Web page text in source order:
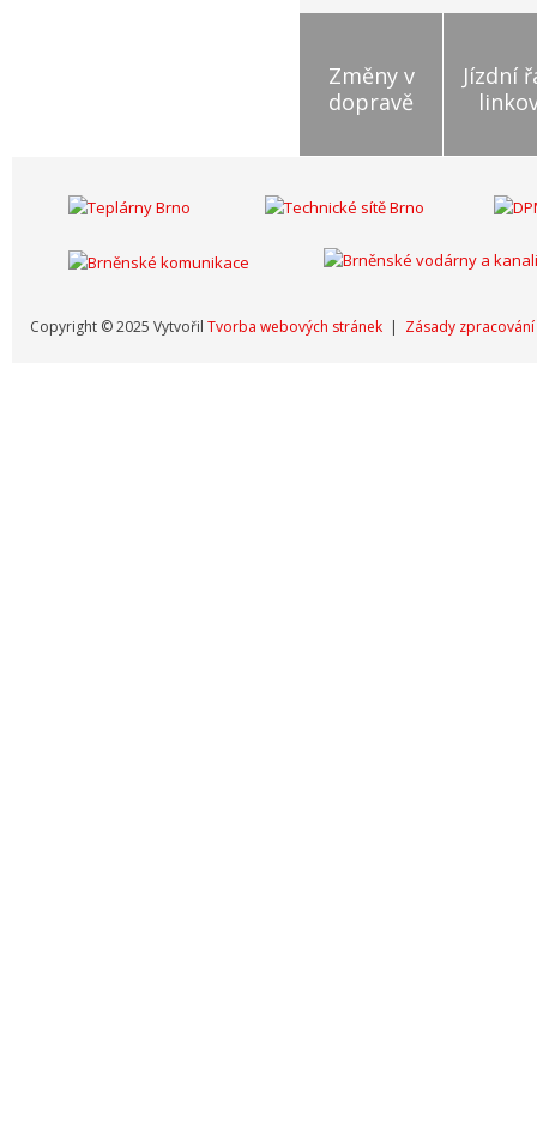
Změny v
dopravě
Jízdní
Copyright © 2025 Vytvořil Tvorba webových stránek | Zásady